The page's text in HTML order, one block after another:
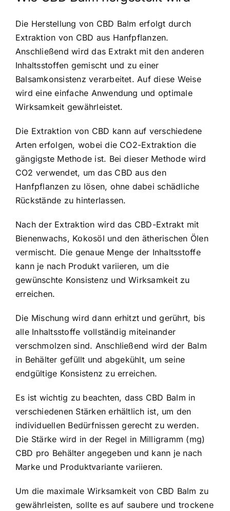
Die Herstellung von CBD Balm erfolgt durch
Extraktion von CBD aus Hanfpflanzen.
Anschließend wird das Extrakt mit den anderen
Inhaltsstoffen gemischt und zu einer
Balsamkonsistenz verarbeitet. Auf diese Weise
wird eine einfache Anwendung und optimale
Wirksamkeit gewährleistet.
Die Extraktion von CBD kann auf verschiedene
Arten erfolgen, wobei die CO2-Extraktion die
gängigste Methode ist. Bei dieser Methode wird
CO2 verwendet, um das CBD aus den
Hanfpflanzen zu lösen, ohne dabei schädliche
Rückstände zu hinterlassen.
Nach der Extraktion wird das CBD-Extrakt mit
Bienenwachs, Kokosöl und den ätherischen Ölen
vermischt. Die genaue Menge der Inhaltsstoffe
kann je nach Produkt variieren, um die
gewünschte Konsistenz und Wirksamkeit zu
erreichen.
Die Mischung wird dann erhitzt und gerührt, bis
alle Inhaltsstoffe vollständig miteinander
verschmolzen sind. Anschließend wird der Balm
in Behälter gefüllt und abgekühlt, um seine
endgültige Konsistenz zu erreichen.
Es ist wichtig zu beachten, dass CBD Balm in
verschiedenen Stärken erhältlich ist, um den
individuellen Bedürfnissen gerecht zu werden.
Die Stärke wird in der Regel in Milligramm (mg)
CBD pro Behälter angegeben und kann je nach
Marke und Produktvariante variieren.
Um die maximale Wirksamkeit von CBD Balm zu
gewährleisten, sollte es auf saubere und trockene